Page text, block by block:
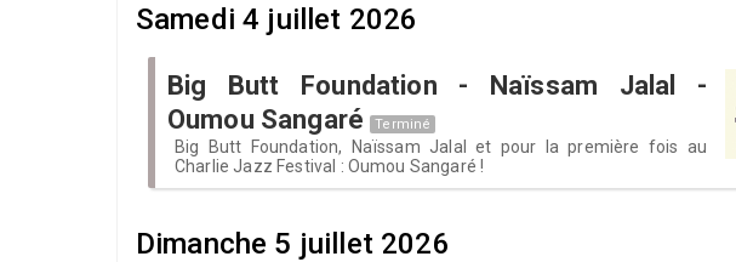
Samedi 4 juillet 2026
Big Butt Foundation - Naïssam Jalal -
Oumou Sangaré
Terminé
Big Butt Foundation, Naïssam Jalal et pour la première fois au
Charlie Jazz Festival : Oumou Sangaré !
Dimanche 5 juillet 2026